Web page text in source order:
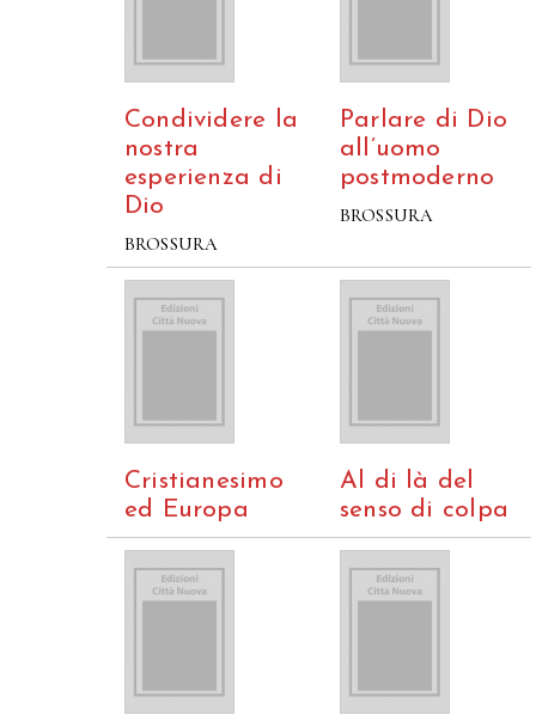
Condividere la
nostra
esperienza di
Dio
BROSSURA
Parlare di Dio
all’uomo
postmoderno
BROSSURA
Cristianesimo
ed Europa
Al di là del
senso di colpa